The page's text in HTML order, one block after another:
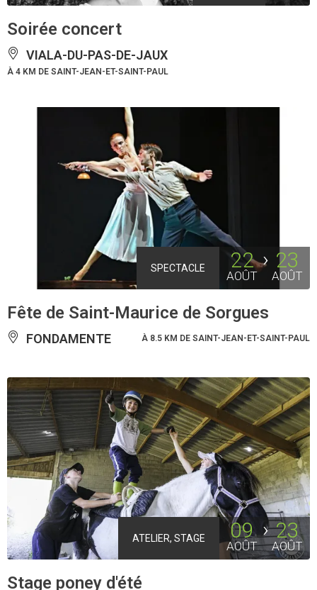
Soirée concert
VIALA-DU-PAS-DE-JAUX
À 4 KM DE SAINT-JEAN-ET-SAINT-PAUL
SPECTACLE 22
AOÛT
23
AOÛT
Fête de Saint-Maurice de Sorgues
FONDAMENTE À 8.5 KM DE SAINT-JEAN-ET-SAINT-PAUL
ATELIER, STAGE 09
AOÛT
23
AOÛT
Stage poney d'été